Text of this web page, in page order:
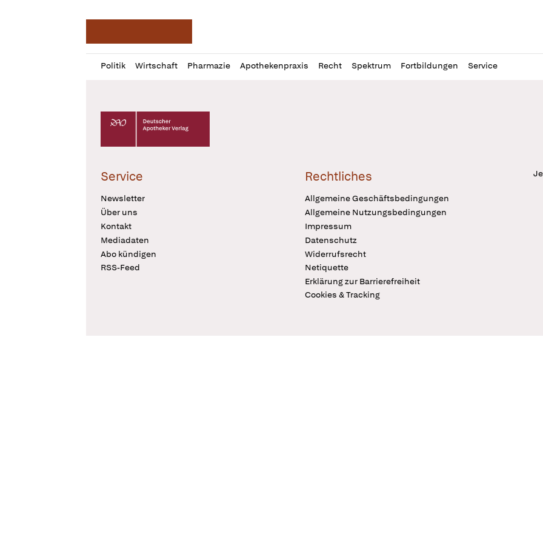
Politik Wirtschaft Pharmazie Apothekenpraxis Recht Spektrum Fortbildungen Service
Profil
öffnen
Daz
Pur
Deutscher Apotheker Verlag Logo
Service
Newsletter
Über uns
Kontakt
Mediadaten
Abo kündigen
RSS-Feed
Rechtliches
Allgemeine Geschäftsbedingungen
Allgemeine Nutzungsbedingungen
Impressum
Datenschutz
Widerrufsrecht
Netiquette
Erklärung zur Barrierefreiheit
Cookies & Tracking